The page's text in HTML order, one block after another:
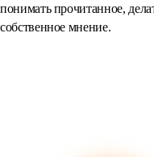
понимать прочитанное,
собственное мнение.